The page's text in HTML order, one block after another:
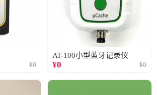
¥0
AT-100小型蓝牙记录仪
¥0 ¥0